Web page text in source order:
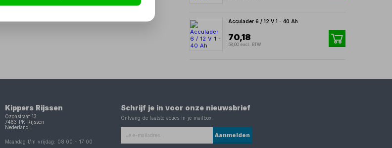
Acculader 6 / 12 V 1 - 40 Ah
70,18
58,00 excl. BTW
Kippers Rijssen
Ozonstraat 13
7463 PK
Rijssen
Nederland
Maandag t/m vrijdag: 08:00 -17:00
Schrijf je in voor onze nieuwsbrief
Ontvang de laatste acties in je mailbox
Aanmelden